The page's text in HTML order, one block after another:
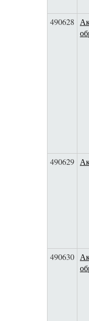
490628
490629
490630